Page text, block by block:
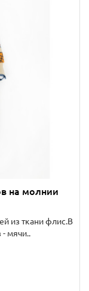
на молнии
из ткани флис.В
- мячи..